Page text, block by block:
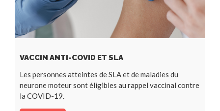
VACCIN ANTI-COVID ET SLA
Les personnes atteintes de SLA et de maladies du
neurone moteur sont éligibles au rappel vaccinal contre
la COVID-19.